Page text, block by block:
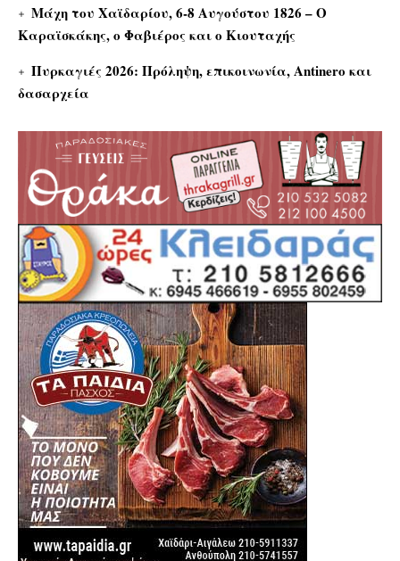
Μάχη του Χαϊδαρίου, 6-8 Αυγούστου 1826 – Ο
Καραϊσκάκης, ο Φαβιέρος και ο Κιουταχής
Πυρκαγιές 2026: Πρόληψη, επικοινωνία, Antinero και
δασαρχεία